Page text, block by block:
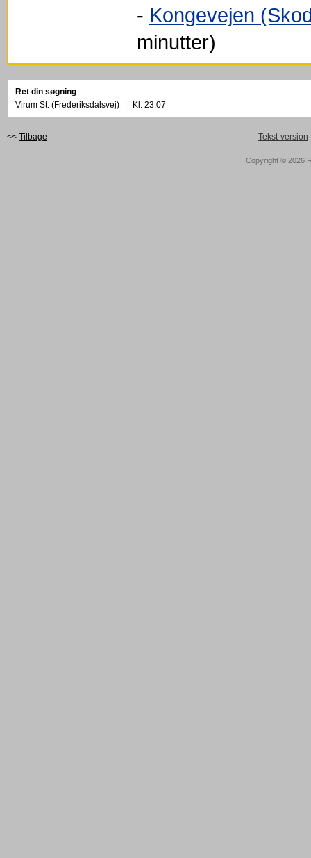
- Kongevejen
minutter)
Ret din søgning
Virum St. (Frederiksdalsvej)
Kl. 23:07
<< Tilbage Tekst-version
Copyright © 2026